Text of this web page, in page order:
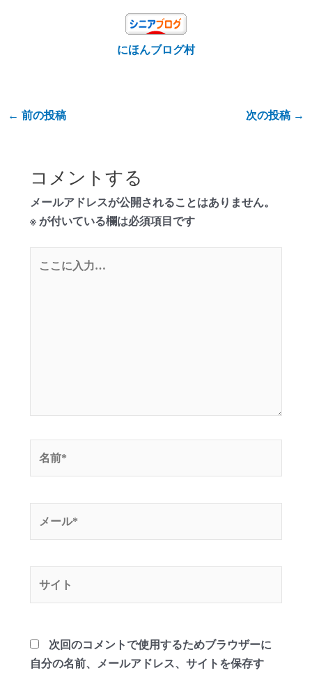
にほんブログ村
← 前の投稿 次の投稿 →
コメントする
メールアドレスが公開されることはありません。
※が付いている欄は必須項目です
*
次回のコメントで使用するためブラウザーに
自分の名前、メールアドレス、サイトを保存す